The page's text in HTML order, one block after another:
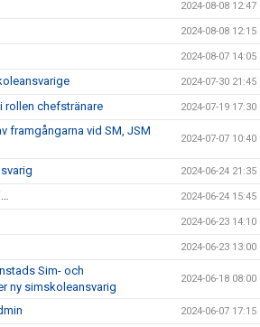
2024-08-08 12:47
2024-08-08 12:15
2024-08-07 14:05
2024-07-30 21:45
rollen chefstränare 2024-07-19 17:30
framgångarna vid SM, JSM
2024-07-07 10:40
2024-06-24 21:35
2024-06-24 15:45
2024-06-23 14:10
2024-06-23 13:00
Sim- och
ny simskoleansvarig
2024-06-18 08:00
2024-06-07 17:15